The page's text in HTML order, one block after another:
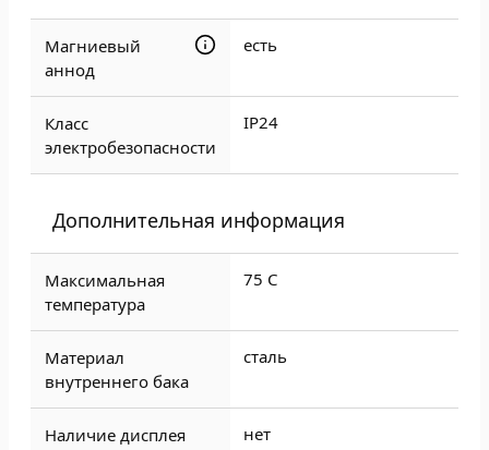
Магниевый
аннод
есть
Класс
электробезопасности
IP24
Дополнительная информация
Максимальная
температура
75 C
Материал
внутреннего бака
сталь
Наличие дисплея нет